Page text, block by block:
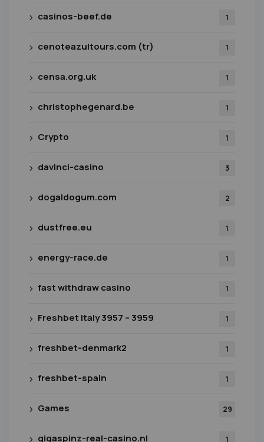
casinos-beef.de 1
cenoteazultours.com (tr) 1
censa.org.uk 1
christophegenard.be 1
Crypto 1
davinci-casino 3
dogaldogum.com 2
dustfree.eu 1
energy-race.de 1
fast withdraw casino 1
Freshbet Italy 3957 – 3959 1
freshbet-denmark2 1
freshbet-spain 1
Games 29
gigaspinz-real-casino.nl 1